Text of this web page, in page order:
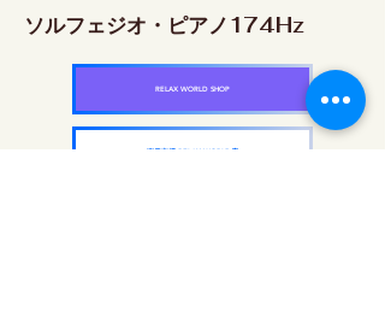
ソルフェジオ・ピアノ174Hz
RELAX WORLD SHOP
楽天市場 RELAX WORLD店